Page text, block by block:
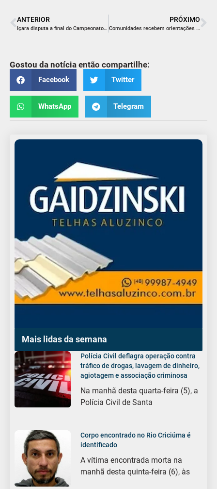
ANTERIOR
Içara disputa a final do Campeonato Regional Anjos do Futsal
PRÓXIMO
Comunidades recebem orientações sobre o Aedes Aegypti
Gostou da notícia então compartilhe:
Facebook Twitter
WhatsApp Telegram
Mais lidas da semana
Polícia Civil deflagra operação contra
tráfico de drogas, lavagem de dinheiro,
agiotagem e associação criminosa
Na manhã desta quarta-feira (5), a
Polícia Civil de Santa
Corpo encontrado no Rio Criciúma é
identificado
A vítima encontrada morta na
manhã desta quinta-feira (6), às